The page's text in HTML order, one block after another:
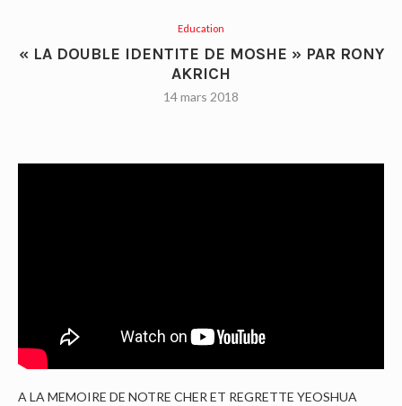
Education
« LA DOUBLE IDENTITE DE MOSHE » PAR RONY
AKRICH
14 mars 2018
A LA MEMOIRE DE NOTRE CHER ET REGRETTE YEOSHUA